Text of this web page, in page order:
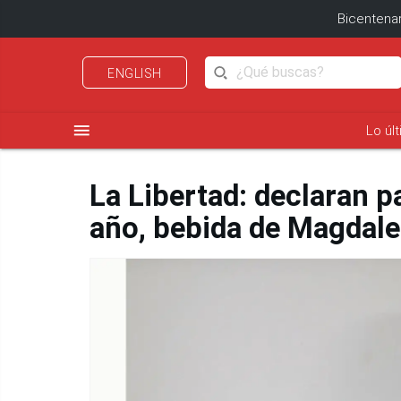
ENGLISH
menu Lo
La Libertad: declaran
año, bebida de